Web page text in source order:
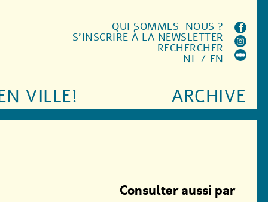
VILLE! ARCHIVE
QUI SOMMES-NOUS ?
S'INSCRIRE À LA NEWSLETTER
RECHERCHER
NL / EN
Consulter aussi par